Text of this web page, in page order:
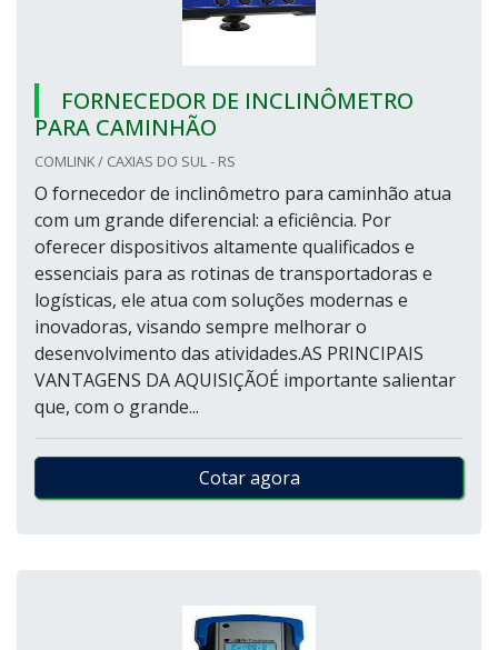
FORNECEDOR DE INCLINÔMETRO
PARA CAMINHÃO
COMLINK / CAXIAS DO SUL - RS
O fornecedor de inclinômetro para caminhão atua
com um grande diferencial: a eficiência. Por
oferecer dispositivos altamente qualificados e
essenciais para as rotinas de transportadoras e
logísticas, ele atua com soluções modernas e
inovadoras, visando sempre melhorar o
desenvolvimento das atividades.AS PRINCIPAIS
VANTAGENS DA AQUISIÇÃOÉ importante salientar
que, com o grande...
Cotar agora